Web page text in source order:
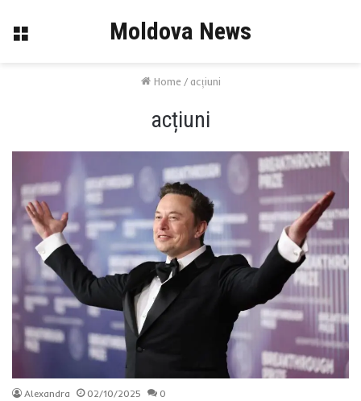
Menu Moldova News
Home / acțiuni
acțiuni
Alexandra 02/10/2025 0